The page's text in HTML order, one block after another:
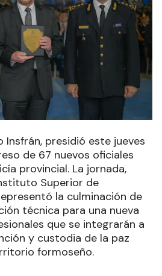
Insfrán, presidió este jueves
de 67 nuevos oficiales
provincial. La jornada,
Superior de
la culminación de
técnica para una nueva
que se integrarán a
y custodia de la paz
formoseño.